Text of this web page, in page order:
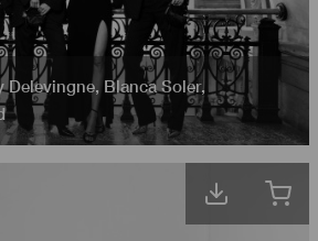
Delevingne Blanca Soler,